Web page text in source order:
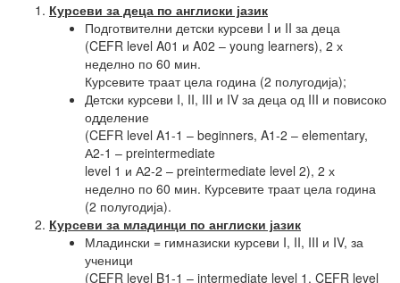
Курсеви за деца по англиски јазик
Подготвителни детски курсеви I и II за деца
(CEFR level A01 и A02 – young learners), 2 х
неделно по 60 мин.
Курсевите траат цела година (2 полугодија);
Детски курсеви I, II, III и IV за деца од III и повисоко
одделение
(CEFR level A1-1 – beginners, A1-2 – elementary,
А2-1 – preintermediate
level 1 и А2-2 – preintermediate level 2), 2 х
неделно по 60 мин. Курсевите траат цела година
(2 полугодија).
Курсеви за младинци по англиски јазик
Младински = гимназиски курсеви I, II, III и IV, за
ученици
(CEFR level B1-1 – intermediate level 1, CEFR level